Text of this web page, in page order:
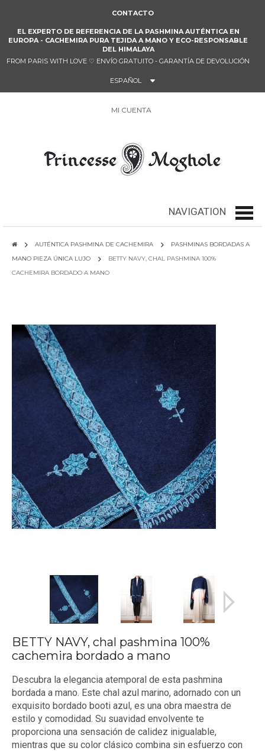
CONTACTO
EL EXPERTO DE REFERENCIA DE LA PASHMINA AUTÉNTICA EN
EUROPA - CACHEMIRA PURA TEJIDA A MANO Y ECO-RESPONSABLE
DEL HIMALAYA
FROM PARIS WITH LOVE ♡ ENVÍO GRATUITO - GARANTÍA DE DEVOLUCIÓN
ESPAÑOL
MI CUENTA
NAVIGATION
AUTÉNTICA PASHMINA DE CACHEMIRA
PASHMINAS BORDADAS A
MANO PIEZA ÚNICA LUJO
BETTY NAVY, CHAL PASHMINA 100%
CACHEMIRA BORDADO A MANO
BETTY NAVY, chal pashmina 100%
cachemira bordado a mano
Descubra la elegancia atemporal de esta pashmina
bordada a mano. Este chal azul marino, adornado con un
exquisito bordado booti azul, es una obra maestra de
estilo y comodidad. Su suavidad envolvente te
proporciona una sensación de calidez inigualable,
mientras que su color clásico combina sin esfuerzo con